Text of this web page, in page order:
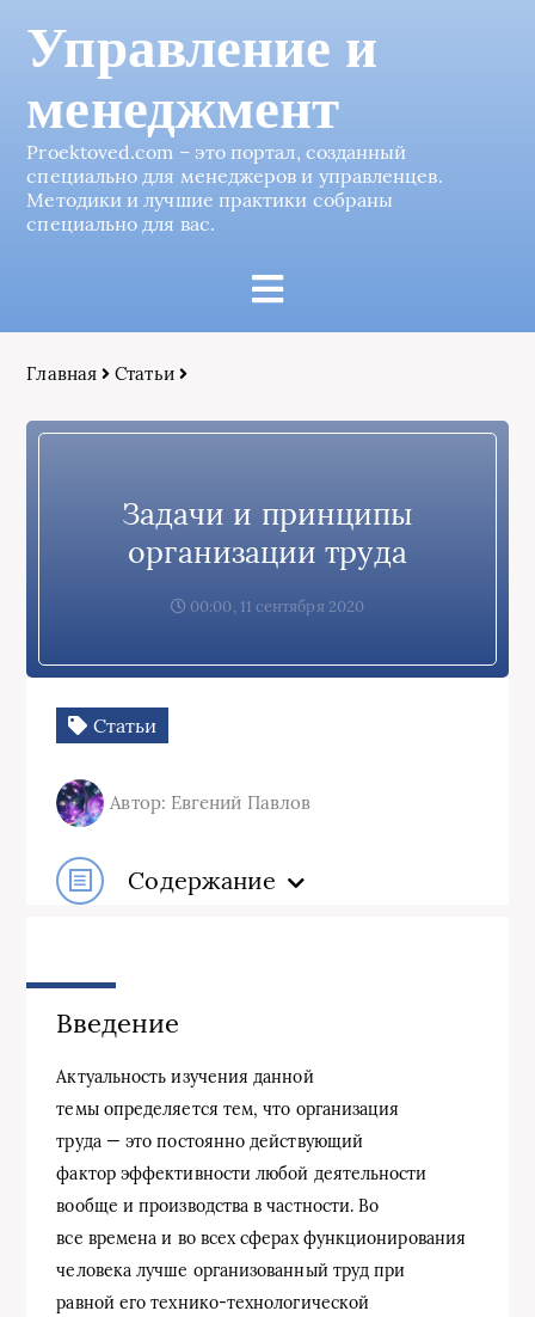
Управление и
менеджмент
Proektoved.com – это портал, созданный
специально для менеджеров и управленцев.
Методики и лучшие практики собраны
специально для вас.
Главная Статьи
Задачи и принципы
организации труда
00:00, 11 сентября 2020
Статьи
Автор: Евгений Павлов
Содержание
Введение
Актуальность изучения данной
темы определяется тем, что организация
труда — это постоянно действующий
фактор эффективности любой деятельности
вообще и производства в частности. Во
все времена и во всех сферах функционирования
человека лучше организованный труд при
равной его технико-технологической